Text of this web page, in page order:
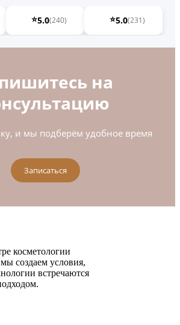
⭐5.0(240) ⭐5.0(231)
на
и мы подберём удобное время
Записаться
косметологии
создаем условия,
встречаются